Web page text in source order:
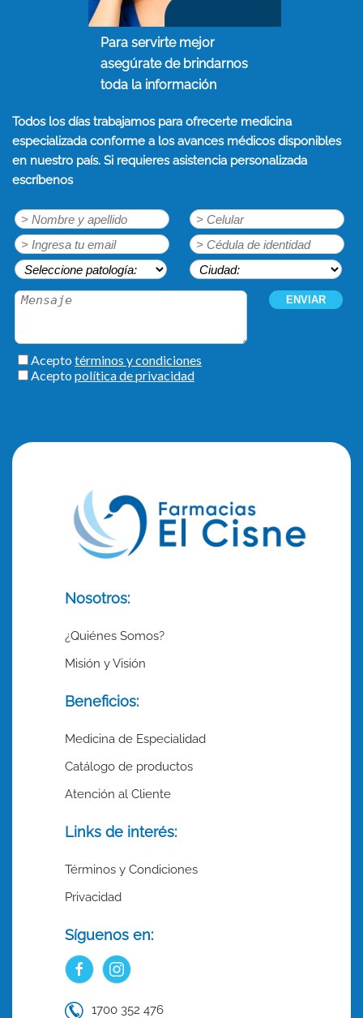
Para servirte mejor
asegúrate de brindarnos
toda la información
Todos los días trabajamos para ofrecerte medicina
especializada conforme a los avances médicos disponibles
en nuestro país. Si requieres asistencia personalizada
escríbenos
Nosotros:
¿Quiénes Somos?
Misión y Visión
Beneficios:
Medicina de Especialidad
Catálogo de productos
Atención al Cliente
Links de interés:
Términos y Condiciones
Privacidad
Síguenos en:
1700 352 476